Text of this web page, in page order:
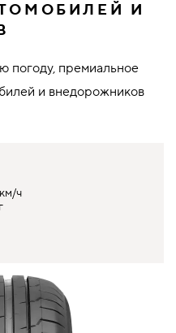
И
погоду, премиальное
и внедорожников
ч